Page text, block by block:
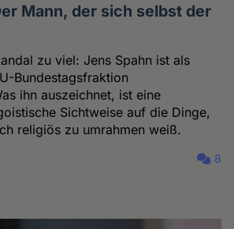
Mann, der sich selbst der
zu viel: Jens Spahn ist als
Bundestagsfraktion
ihn auszeichnet, ist eine
Sichtweise auf die Dinge,
religiös zu umrahmen weiß.
8